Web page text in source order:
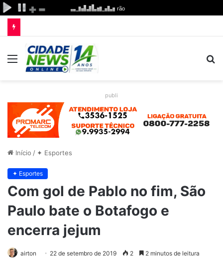
Menu
publi
Início / ✦ Esportes
✦ Esportes
Com gol de Pablo no fim, São
Paulo bate o Botafogo e
encerra jejum
airton 22 de setembro de 2019 2 2 minutos de leitura